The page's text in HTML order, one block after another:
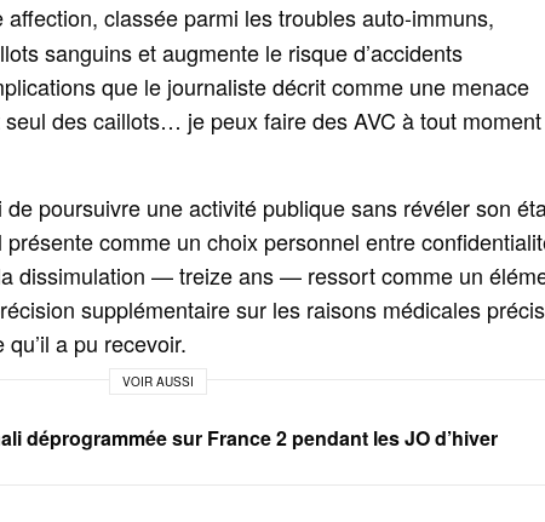
affection, classée parmi les troubles auto-immuns,
sanguins et augmente le risque d’accidents
que le journaliste décrit comme une menace
des caillots… je peux faire des AVC à tout
poursuivre une activité publique sans révéler son
présente comme un choix personnel entre
dissimulation — treize ans — ressort comme un
supplémentaire sur les raisons médicales
a pu recevoir.
VOIR AUSSI
déprogrammée sur France 2 pendant les JO d’hiver